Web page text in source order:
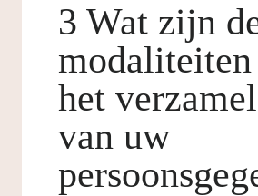
3 Wat zijn
het
van uw